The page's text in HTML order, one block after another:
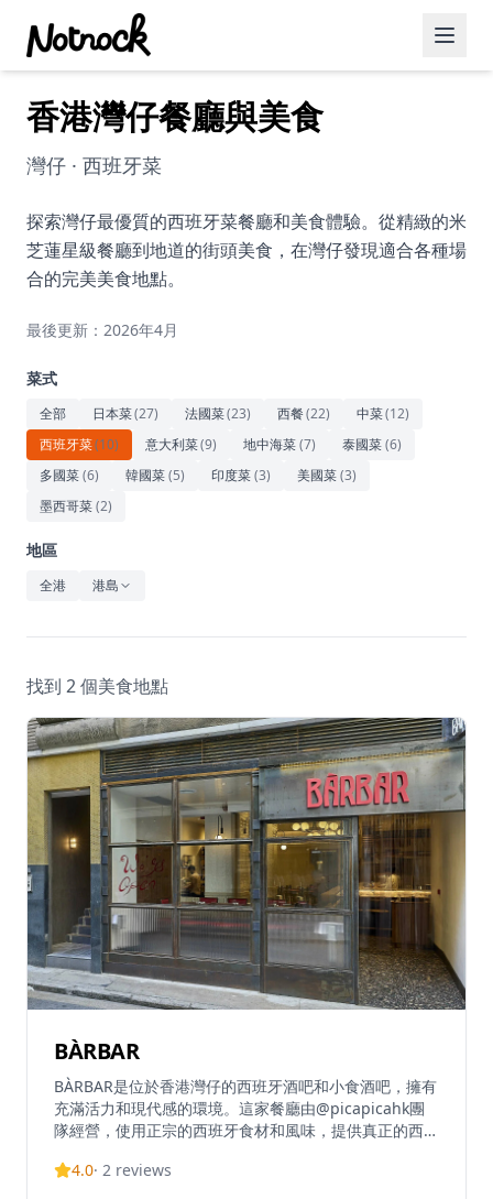
精選活動
博客文章
約會好去處
美食佳餚
藝術文化
休閒
音樂
香港灣仔餐廳與美食
灣仔 · 西班牙菜
探索灣仔最優質的西班牙菜餐廳和美食體驗。從精緻的米
芝蓮星級餐廳到地道的街頭美食，在灣仔發現適合各種場
合的完美美食地點。
最後更新：2026年4月
菜式
全部 日本菜(27) 法國菜(23) 西餐(22) 中菜(12)
西班牙菜(10) 意大利菜(9) 地中海菜(7) 泰國菜(6)
多國菜(6) 韓國菜(5) 印度菜(3) 美國菜(3)
墨西哥菜(2)
地區
全港 港島
找到 2 個美食地點
BÀRBAR
BÀRBAR是位於香港灣仔的西班牙酒吧和小食酒吧，擁有
充滿活力和現代感的環境。這家餐廳由@picapicahk團
隊經營，使用正宗的西班牙食材和風味，提供真正的西班
5分）的高評價，在香港13,651家餐廳中排名第9位，基
4.0· 2 reviews